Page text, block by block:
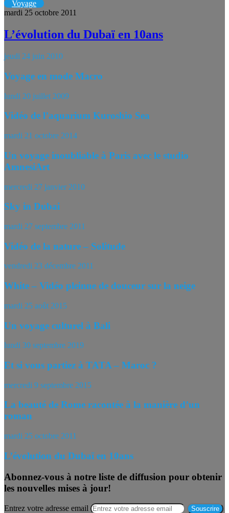
Voyage
mardi 25 octobre 2011
L’évolution du Dubaï en 10ans
jeudi 24 juin 2010
Voyage en mode Macro
lundi 20 juillet 2009
Vidéo de l’aquarium Kuroshio Sea
mardi 21 octobre 2014
Un voyage inoubliable à Paris avec le studio
AmnesiArt
mercredi 27 janvier 2010
Sky in Dubai
mardi 27 septembre 2011
Vidéo de la nature – Solitude
vendredi 23 décembre 2011
White – Vidéo pleinne de douceur sur la neige
mardi 25 août 2015
Un voyage culturel à Bali
lundi 30 septembre 2019
Et si vous partiez à TATA – Maroc ?
mercredi 9 septembre 2015
La beauté de Rome racontée à la manière d’un
roman
mardi 25 octobre 2011
L’évolution du Dubaï en 10ans
Abonnez-vous à notre liste de diffusion pour obtenir
les nouvelles mises à jour!
Entrez votre adresse email